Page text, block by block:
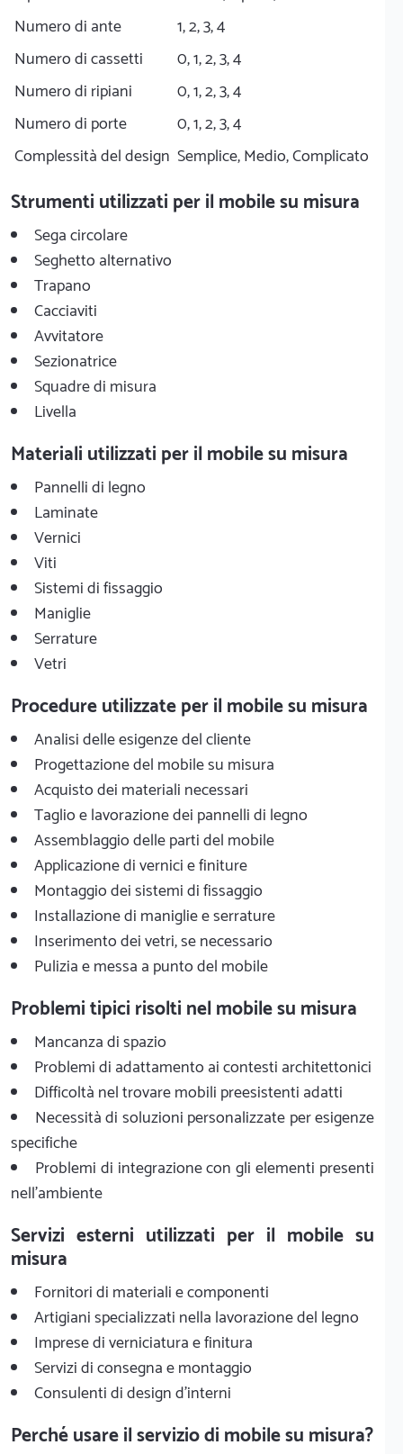
Numero di ante
1, 2, 3, 4
Numero di cassetti
0, 1, 2, 3, 4
Numero di ripiani
0, 1, 2, 3, 4
Numero di porte
0, 1, 2, 3, 4
Complessità del design Semplice, Medio, Complicato
Strumenti utilizzati per il mobile su misura
Sega circolare
Seghetto alternativo
Trapano
Cacciaviti
Avvitatore
Sezionatrice
Squadre di misura
Livella
Materiali utilizzati per il mobile su misura
Pannelli di legno
Laminate
Vernici
Viti
Sistemi di fissaggio
Maniglie
Serrature
Vetri
Procedure utilizzate per il mobile su misura
Analisi delle esigenze del cliente
Progettazione del mobile su misura
Acquisto dei materiali necessari
Taglio e lavorazione dei pannelli di legno
Assemblaggio delle parti del mobile
Applicazione di vernici e finiture
Montaggio dei sistemi di fissaggio
Installazione di maniglie e serrature
Inserimento dei vetri, se necessario
Pulizia e messa a punto del mobile
Problemi tipici risolti nel mobile su misura
Mancanza di spazio
Problemi di adattamento ai contesti architettonici
Difficoltà nel trovare mobili preesistenti adatti
Necessità di soluzioni personalizzate per esigenze
specifiche
Problemi di integrazione con gli elementi presenti
nell'ambiente
Servizi esterni utilizzati per il mobile su
misura
Fornitori di materiali e componenti
Artigiani specializzati nella lavorazione del legno
Imprese di verniciatura e finitura
Servizi di consegna e montaggio
Consulenti di design d'interni
Perché usare il servizio di mobile su misura?